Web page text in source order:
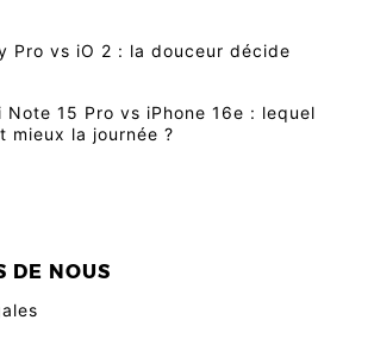
Pro vs iO 2 : la douceur décide
Note 15 Pro vs iPhone 16e : lequel
mieux la journée ?
DE NOUS